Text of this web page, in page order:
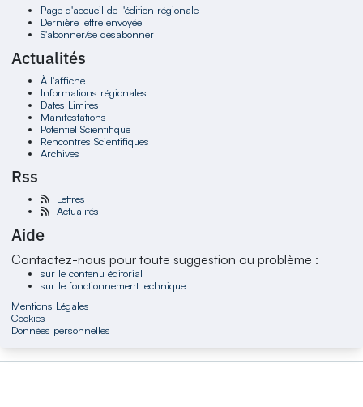
Page d'accueil de l'édition régionale
Dernière lettre envoyée
S'abonner/se désabonner
Actualités
À l'affiche
Informations régionales
Dates Limites
Manifestations
Potentiel Scientifique
Rencontres Scientifiques
Archives
Rss
Lettres
Actualités
Aide
Contactez-nous pour toute suggestion ou problème :
sur le contenu éditorial
sur le fonctionnement technique
Mentions Légales
Cookies
Données personnelles